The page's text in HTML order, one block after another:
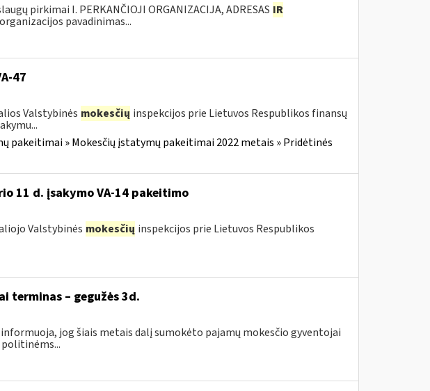
pirkimai I. PERKANČIOJI ORGANIZACIJA, ADRESAS IR
pavadinimas...
47
Valstybinės mokesčių inspekcijos prie Lietuvos Respublikos finansų
pakeitimai » Mokesčių įstatymų pakeitimai 2022 metais » Pridėtinės
11 d. įsakymo VA-14 pakeitimo
Valstybinės mokesčių inspekcijos prie Lietuvos Respublikos
terminas – gegužės 3d.
jog šiais metais dalį sumokėto pajamų mokesčio gyventojai